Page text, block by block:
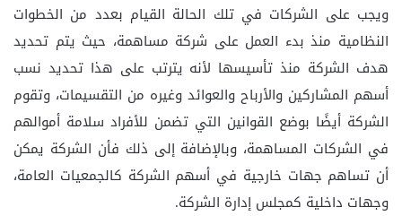
ويجب على الشركات في تلك الحالة القيام بعدد من الخطوات
النظامية منذ بدء العمل على شركة مساهمة، حيث يتم تحديد
هدف الشركة منذ تأسيسها لأنه يترتب على هذا تحديد نسب
أسهم المشاركين والأرباح والعوائد وغيره من التقسيمات، وتقوم
الشركة أيضًا بوضع القوانين التي تضمن للأفراد سلامة أموالهم
في الشركات المساهمة، وبالإضافة إلى ذلك فأن الشركة يمكن
أن تساهم جهات خارجية في أسهم الشركة كالجمعيات العامة،
وجهات داخلية كمجلس إدارة الشركة.